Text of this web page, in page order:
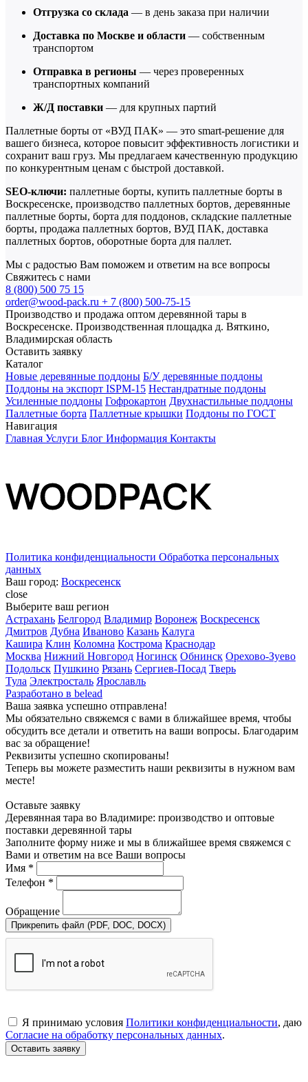
Отгрузка со склада — в день заказа при наличии
Доставка по Москве и области — собственным
транспортом
Отправка в регионы — через проверенных
транспортных компаний
Ж/Д поставки — для крупных партий
Паллетные борты от «ВУД ПАК» — это smart-решение для
вашего бизнеса, которое повысит эффективность логистики и
сохранит ваш груз. Мы предлагаем качественную продукцию
по конкурентным ценам с быстрой доставкой.
SEO-ключи: паллетные борты, купить паллетные борты в
Воскресенске, производство паллетных бортов, деревянные
паллетные борты, борта для поддонов, складские паллетные
борты, продажа паллетных бортов, ВУД ПАК, доставка
паллетных бортов, оборотные борта для паллет.
Мы с радостью Вам поможем и ответим на все вопросы
Свяжитесь с нами
8 (800) 500 75 15
order@wood-pack.ru + 7 (800) 500-75-15
Производство и продажа оптом деревянной тары в
Воскресенске. Производственная площадка д. Вяткино,
Владимирская область
Оставить заявку
Каталог
Новые деревянные поддоны Б/У деревянные поддоны
Поддоны на экспорт ISPM-15 Нестандратные поддоны
Усиленные поддоны Гофрокартон Двухнастильные поддоны
Паллетные борта Паллетные крышки Поддоны по ГОСТ
Навигация
Главная Услуги Блог Информация Контакты
Политика конфиденциальности Обработка персональных
данных
Ваш город: Воскресенск
close
Выберите ваш регион
Астрахань Белгород Владимир Воронеж Воскресенск
Дмитров Дубна Иваново Казань Калуга
Кашира Клин Коломна Кострома Краснодар
Москва Нижний Новгород Ногинск Обнинск Орехово-Зуево
Подольск Пушкино Рязань Сергиев-Посад Тверь
Тула Электросталь Ярославль
Разработано в belead
Ваша заявка успешно отправлена!
Мы обязательно свяжемся с вами в ближайшее время, чтобы
обсудить все детали и ответить на ваши вопросы. Благодарим
вас за обращение!
Реквизиты успешно скопированы!
Теперь вы можете разместить наши реквизиты в нужном вам
месте!
Оставьте заявку
Деревянная тара во Владимире: производство и оптовые
поставки деревянной тары
Заполните форму ниже и мы в ближайшее время свяжемся с
Вами и ответим на все Ваши вопросы
Имя *
Телефон *
Обращение
Прикрепить файл (PDF, DOC, DOCX)
Я принимаю условия Политики конфиденциальности, даю
Согласие на обработку персональных данных.
Оставить заявку